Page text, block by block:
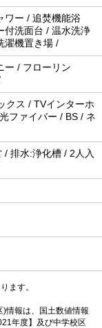
ワー / 追焚機能浴
付洗面台 / 温水洗浄
濯機置き場 /
ー / フローリン
クス / TVインターホ
ファイバー / BS / ネ
/ 排水:浄化槽 / 2人入
ます。
情報は、国土数値情報
年度】及び中学校区